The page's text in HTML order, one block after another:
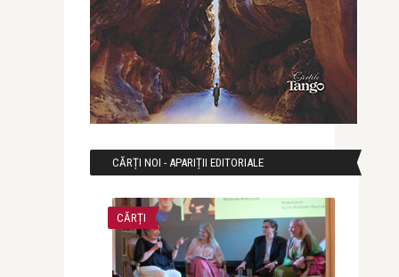
CĂRȚI NOI - APARIȚII EDITORIALE
CĂRȚI